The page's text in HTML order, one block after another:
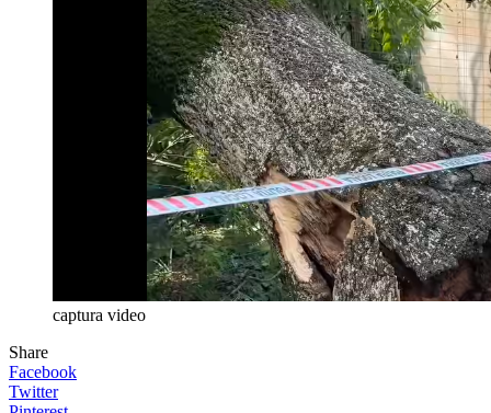
captura video
Share
Facebook
Twitter